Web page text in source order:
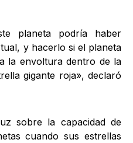
planeta podría haber
y hacerlo si el planeta
la envoltura dentro de la
gigante roja», declaró
sobre la capacidad de
cuando sus estrellas